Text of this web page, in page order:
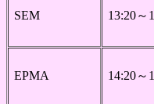
SEM 13:20～
EPMA 14:20～